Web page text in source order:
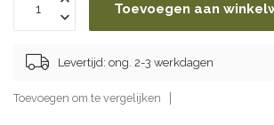
Toevoegen aan
Levertijd: ong. 2-3 werkdagen
Toevoegen om te vergelijken